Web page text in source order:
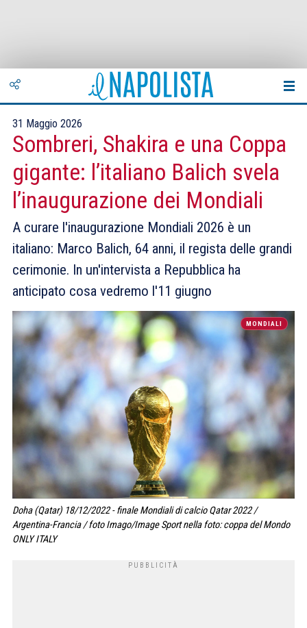
31 Maggio 2026
Sombreri, Shakira e una Coppa
gigante: l’italiano Balich svela
l’inaugurazione dei Mondiali
A curare l'inaugurazione Mondiali 2026 è un
italiano: Marco Balich, 64 anni, il regista delle grandi
cerimonie. In un'intervista a Repubblica ha
anticipato cosa vedremo l'11 giugno
MONDIALI
Doha (Qatar) 18/12/2022 - finale Mondiali di calcio Qatar 2022 /
Argentina-Francia / foto Imago/Image Sport nella foto: coppa del Mondo
ONLY ITALY